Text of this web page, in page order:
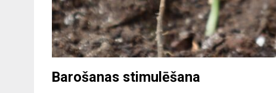
Barošanas stimulēšana